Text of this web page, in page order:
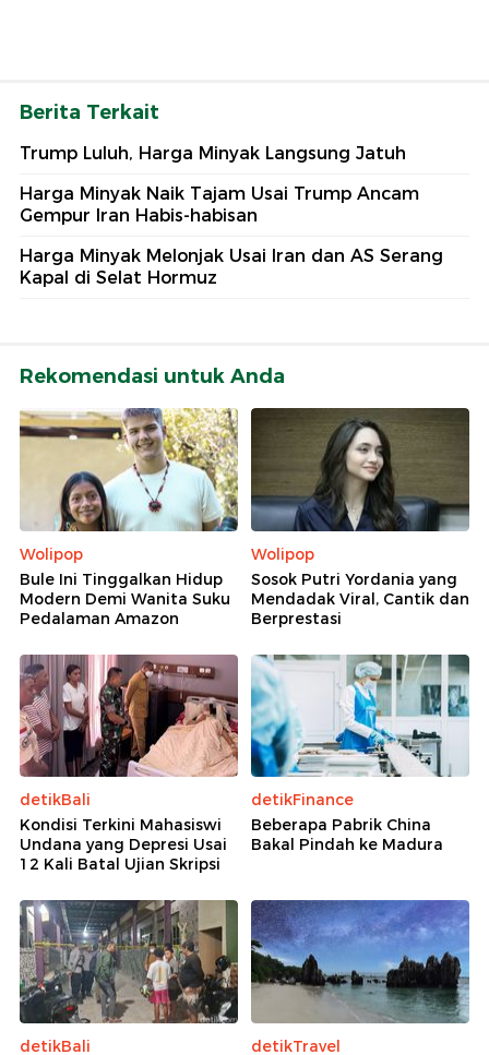
Berita Terkait
Trump Luluh, Harga Minyak Langsung Jatuh
Harga Minyak Naik Tajam Usai Trump Ancam
Gempur Iran Habis-habisan
Harga Minyak Melonjak Usai Iran dan AS Serang
Kapal di Selat Hormuz
Rekomendasi untuk Anda
Wolipop
Bule Ini Tinggalkan Hidup
Modern Demi Wanita Suku
Pedalaman Amazon
Wolipop
Sosok Putri Yordania yang
Mendadak Viral, Cantik dan
Berprestasi
detikBali
Kondisi Terkini Mahasiswi
Undana yang Depresi Usai
12 Kali Batal Ujian Skripsi
detikFinance
Beberapa Pabrik China
Bakal Pindah ke Madura
detikBali detikTravel